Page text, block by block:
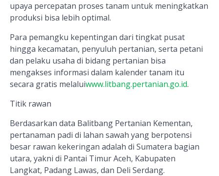
upaya percepatan proses tanam untuk meningkatkan
produksi bisa lebih optimal.
Para pemangku kepentingan dari tingkat pusat
hingga kecamatan, penyuluh pertanian, serta petani
dan pelaku usaha di bidang pertanian bisa
mengakses informasi dalam kalender tanam itu
secara gratis melaluiwww.litbang.pertanian.go.id.
Titik rawan
Berdasarkan data Balitbang Pertanian Kementan,
pertanaman padi di lahan sawah yang berpotensi
besar rawan kekeringan adalah di Sumatera bagian
utara, yakni di Pantai Timur Aceh, Kabupaten
Langkat, Padang Lawas, dan Deli Serdang.